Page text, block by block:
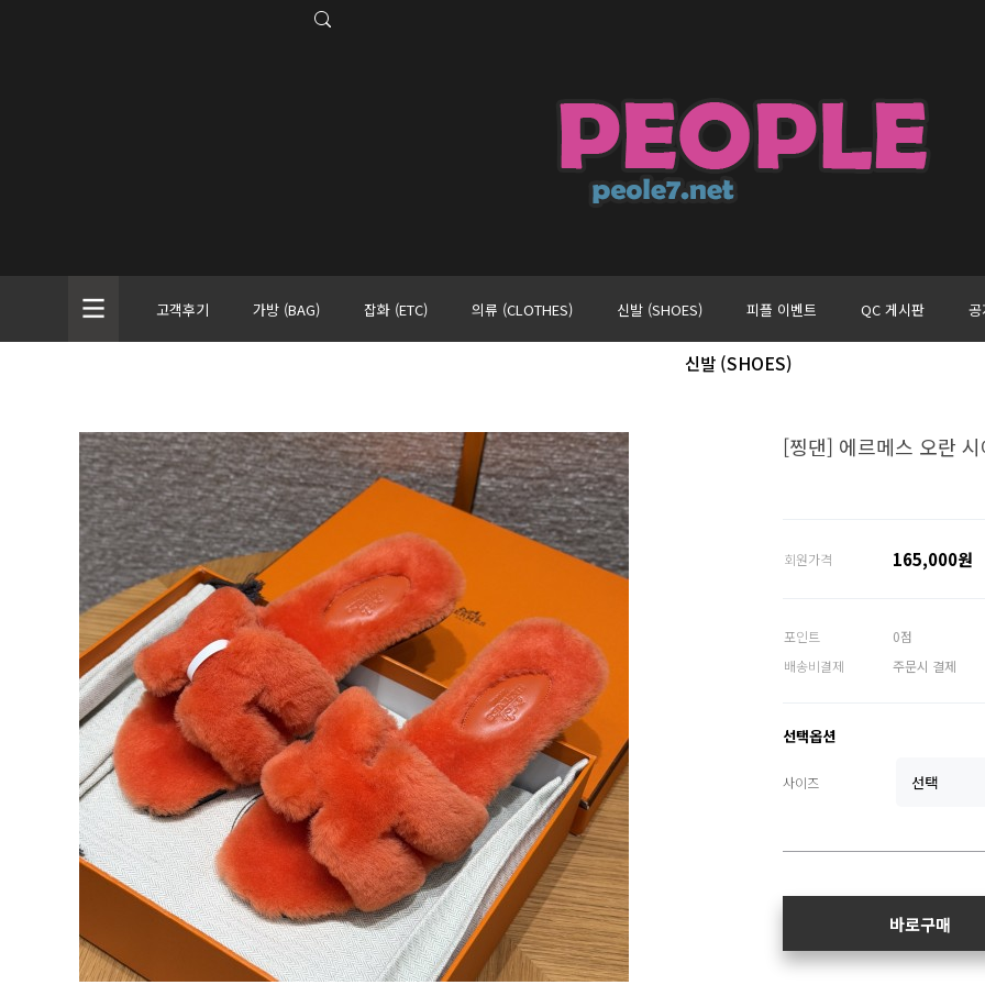
고객후기 가방 (BAG) 잡화 (ETC) 의류 (CLOTHES) 신발 (SHOES) 피플 이벤트 QC 게시판
신발 (SHOES)
[찡댄] 에르메스 오란
회원가격 165,000원
포인트
0점
배송비결제
주문시 결제
선택옵션
사이즈
바로구매